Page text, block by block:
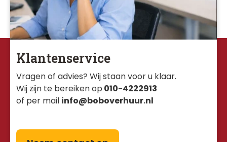
Klantenservice
Vragen of advies? Wij staan voor u klaar.
Wij zijn te bereiken op 010-4222913
of per mail info@boboverhuur.nl